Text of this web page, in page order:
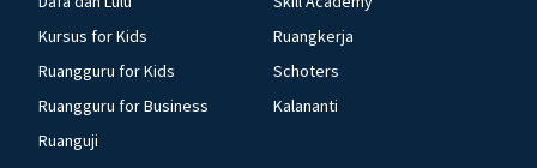
Kursus for Kids
Ruangguru for Kids
Ruangguru for Business
Ruanguji
Ruangkerja
Schoters
Kalananti